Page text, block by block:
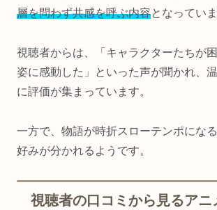
層を問わず共感を呼ぶ内容となっていま
視聴者からは、「キャラクターたちが
姿に感動した」といった声が聞かれ、
に評価が集まっています。
一方で、物語が時折スローテンポにな
好みが分かれるようです。
視聴者の口コミから見るアニ